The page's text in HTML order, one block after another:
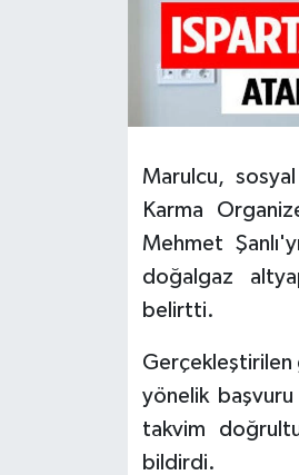
Marulcu,
Karma
Mehmet
doğalgaz
belirtti.
Gerçekleştirilen
yönelik başvuru
takvim
bildirdi.
Tarihi Yapılarımız